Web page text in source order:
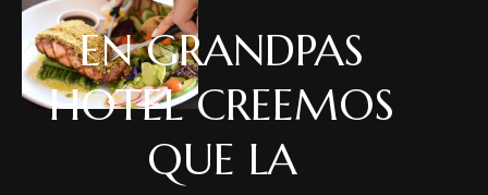
EN GRANDPAS
HOTEL CREEMOS
QUE LA